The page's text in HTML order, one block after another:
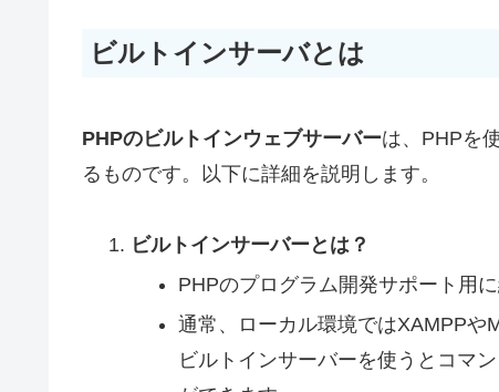
ビルトインサーバとは
PHPのビルトインウェブサーバーは、PHPを
るものです。以下に詳細を説明します。
ビルトインサーバーとは？
PHPのプログラム開発サポート用
通常、ローカル環境ではXAMPPや
ビルトインサーバーを使うとコマ